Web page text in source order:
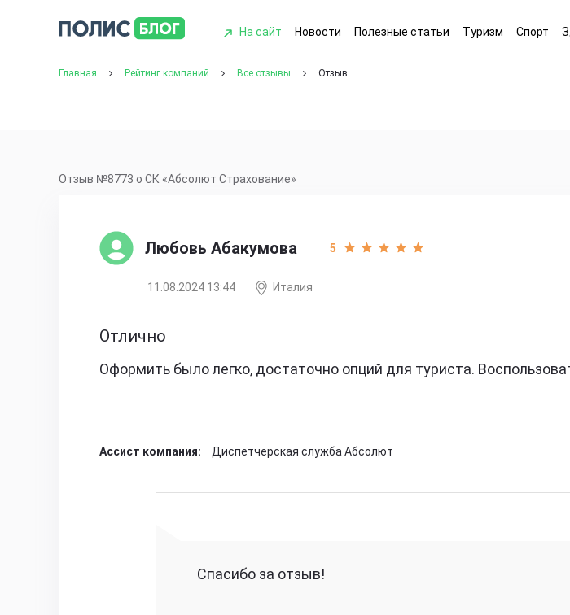
На сайт Новости Полезные статьи Туризм Спорт
Главная Рейтинг компаний Все отзывы Отзыв
Отзыв №8773 о СК «Абсолют Страхование»
Любовь Абакумова 5
11.08.2024 13:44 Италия
Отлично
Оформить было легко, достаточно опций для туриста.
Ассист компания: Диспетчерская служба Абсолют
Спасибо за отзыв!